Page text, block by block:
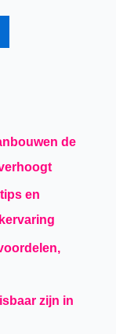
de
en
zijn in